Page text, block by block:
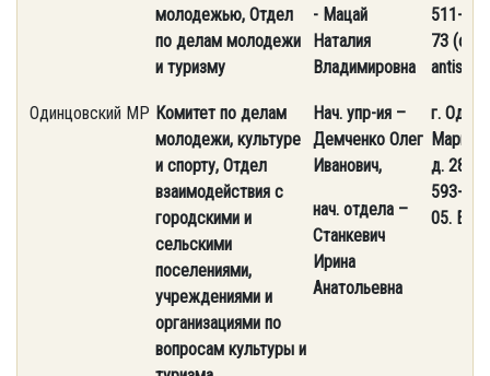
молодежью, Отдел
по делам молодежи
и туризму
- Мацай
Наталия
Владимировна
511-
73
Одинцовский МР Комитет по делам
молодежи, культуре
и спорту, Отдел
взаимодействия с
городскими и
сельскими
поселениями,
учреждениями и
организациями по
вопросам культуры и
Нач. упр-ия –
Демченко Олег
Иванович,
нач. отдела –
Станкевич
Ирина
Анатольевна
г.
д. 28.
593-
05. E-